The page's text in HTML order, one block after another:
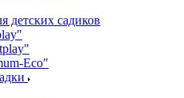
детских садиков
Еco"